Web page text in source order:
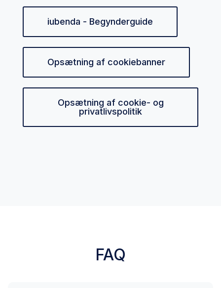
iubenda - Begynderguide
Opsætning af cookiebanner
Opsætning af cookie- og
privatlivspolitik
FAQ